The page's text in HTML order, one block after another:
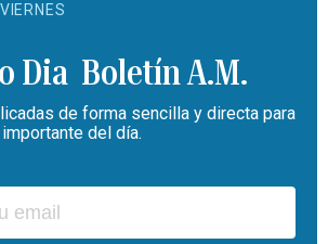
Boletín A.M.
de forma sencilla y directa para
del día.